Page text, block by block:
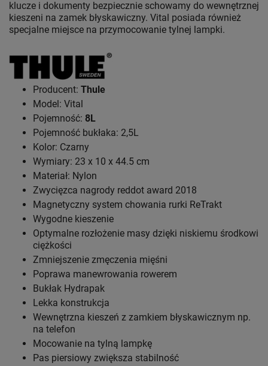
klucze i dokumenty bezpiecznie schowamy do wewnętrznej
kieszeni na zamek błyskawiczny. Vital posiada również
specjalne miejsce na przymocowanie tylnej lampki.
Producent: Thule
Model: Vital
Pojemność: 8L
Pojemność bukłaka: 2,5L
Kolor: Czarny
Wymiary: 23 x 10 x 44.5 cm
Materiał: Nylon
Zwycięzca nagrody reddot award 2018
Magnetyczny system chowania rurki ReTrakt
Wygodne kieszenie
Optymalne rozłożenie masy dzięki niskiemu środkowi
ciężkości
Zmniejszenie zmęczenia mięśni
Poprawa manewrowania rowerem
Bukłak Hydrapak
Lekka konstrukcja
Wewnętrzna kieszeń z zamkiem błyskawicznym np.
na telefon
Mocowanie na tylną lampkę
Pas piersiowy zwiększa stabilność